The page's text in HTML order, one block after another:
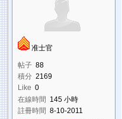
准士官
帖子 88
積分 2169
Like 0
在線時間 145 小時
註冊時間 8-10-2011